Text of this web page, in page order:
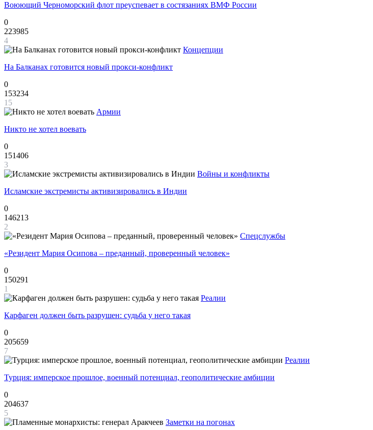
Воюющий Черноморский флот преуспевает в состязаниях ВМФ России
0
223985
4
Концепции
На Балканах готовится новый прокси-конфликт
0
153234
15
Армии
Никто не хотел воевать
0
151406
3
Войны и конфликты
Исламские экстремисты активизировались в Индии
0
146213
2
Спецслужбы
«Резидент Мария Осипова – преданный, проверенный человек»
0
150291
1
Реалии
Карфаген должен быть разрушен: судьба у него такая
0
205659
7
Реалии
Турция: имперское прошлое, военный потенциал, геополитические амбиции
0
204637
5
Заметки на погонах